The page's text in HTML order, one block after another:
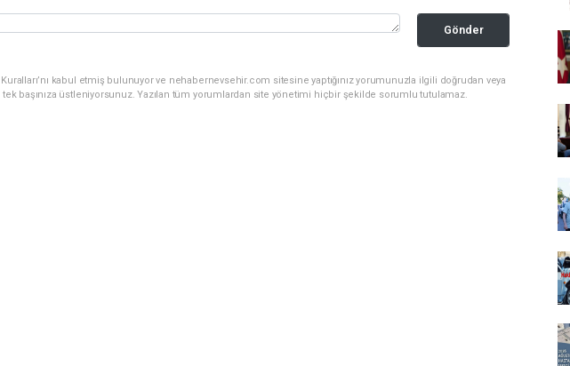
Gönder
kabul etmiş bulunuyor ve nehabernevsehir.com sitesine yaptığınız yorumunuzla ilgili doğrudan veya
başınıza üstleniyorsunuz. Yazılan tüm yorumlardan site yönetimi hiçbir şekilde sorumlu tutulamaz.